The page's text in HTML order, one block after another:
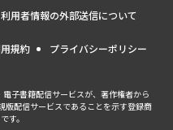
利用者情報の外部送信について
規約 プライバシーポリシー
子書籍配信サービスが、著作権者から
版配信サービスであることを示す登録商
す。